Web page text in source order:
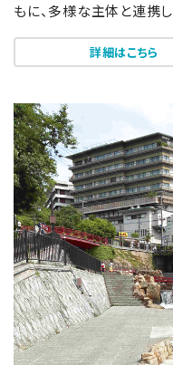
もに、多様な主体と連携
詳細はこちら